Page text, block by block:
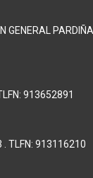
GENERAL
913652891
. TLFN: 913116210